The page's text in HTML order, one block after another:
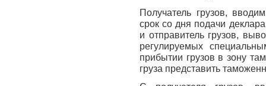
Получатель грузов,
срок со дня подачи
и отправитель грузов,
регулируемых
прибытии грузов в зону
груза представить